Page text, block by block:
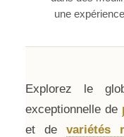
une
Explorez le
exceptionnelle de
et de variétés